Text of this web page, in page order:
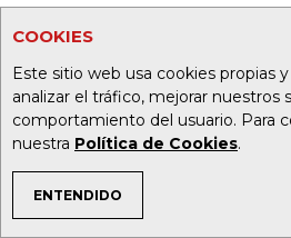
COOKIES
Este sitio web usa cookies propias
analizar el tráfico, mejorar nuestros
comportamiento del usuario. Para
nuestra Política de Cookies.
ENTENDIDO
TEMAS DE INTERÉS
Aviso de
Términos y
Política de Tratamiento